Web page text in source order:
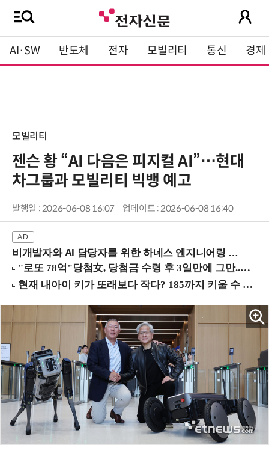
AI·SW 반도체 전자 모빌리티 통신 경제
모빌리티
젠슨 황 “AI 다음은 피지컬 AI”…현대
차그룹과 모빌리티 빅뱅 예고
발행일 : 2026-06-08 16:07 업데이트 : 2026-06-08 16:40
비개발자와 AI 담당자를 위한 하네스 엔지니어링 입문과정 (8/20 신논현역)